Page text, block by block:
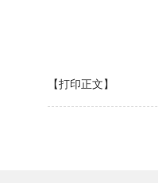
【打印正文】